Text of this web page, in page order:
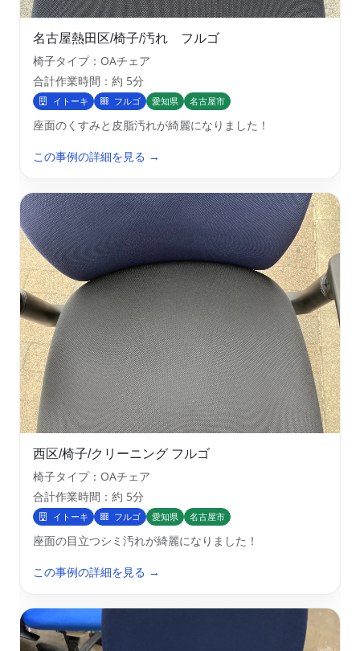
名古屋熱田区/椅子/汚れ フルゴ
椅子タイプ：OAチェア
合計作業時間：約 5分
イトーキ フルゴ 愛知県 名古屋市
座面のくすみと皮脂汚れが綺麗になりました！
この事例の詳細を見る →
西区/椅子/クリーニング フルゴ
椅子タイプ：OAチェア
合計作業時間：約 5分
イトーキ フルゴ 愛知県 名古屋市
座面の目立つシミ汚れが綺麗になりました！
この事例の詳細を見る →